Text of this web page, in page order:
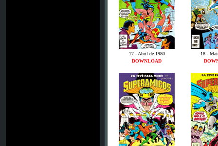
17 - Abril de 1980
18 -
DOWNLOAD